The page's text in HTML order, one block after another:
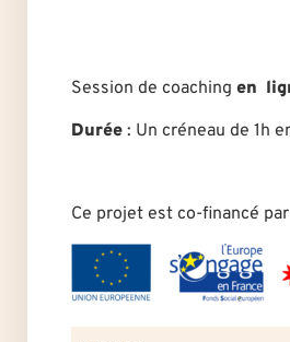
Session de coaching en
Durée : Un créneau de 1h
Ce projet est co-financé